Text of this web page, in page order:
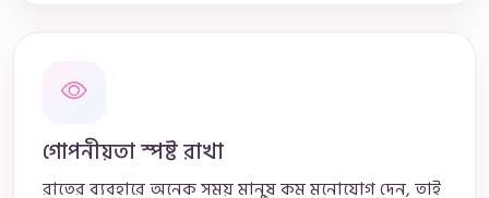
গোপনীয়তা স্পষ্ট রাখা
রাতের ব্যবহারে অনেক সময় মানুষ কম মনোযোগ দেন, তাই